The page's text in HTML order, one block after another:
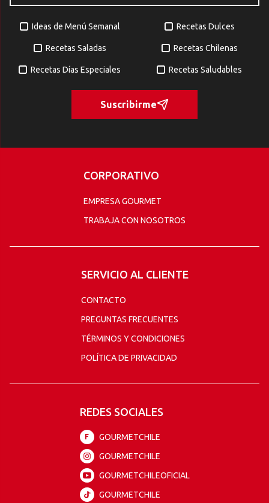
Ideas de Menú Semanal Recetas Dulces
Recetas Saladas Recetas Chilenas
Recetas Días Especiales Recetas Saludables
Suscribirme
CORPORATIVO
EMPRESA GOURMET
TRABAJA CON NOSOTROS
SERVICIO AL CLIENTE
CONTACTO
PREGUNTAS FRECUENTES
TÉRMINOS Y CONDICIONES
POLÍTICA DE PRIVACIDAD
REDES SOCIALES
F
GOURMETCHILE
GOURMETCHILE
GOURMETCHILEOFICIAL
GOURMETCHILE